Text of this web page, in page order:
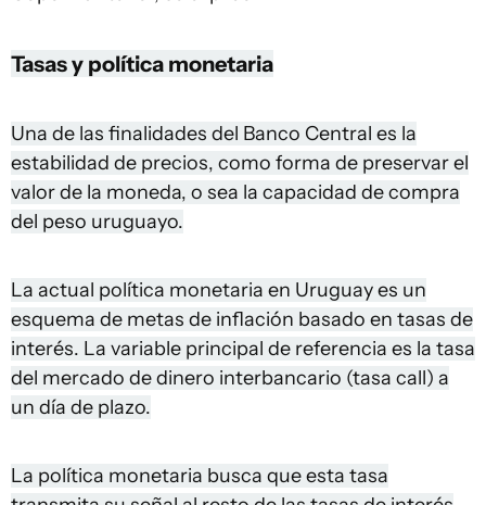
Tasas y política monetaria
Una de las finalidades del Banco Central es la
estabilidad de precios, como forma de preservar el
valor de la moneda, o sea la capacidad de compra
del peso uruguayo.
La actual política monetaria en Uruguay es un
esquema de metas de inflación basado en tasas de
interés. La variable principal de referencia es la tasa
del mercado de dinero interbancario (tasa call) a
un día de plazo.
La política monetaria busca que esta tasa